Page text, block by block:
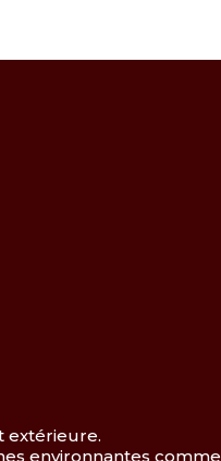
extérieure.
environnantes comme